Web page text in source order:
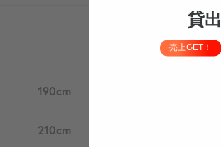
190cm
210cm
貸出
売上GET！